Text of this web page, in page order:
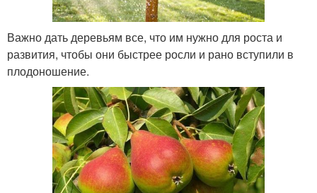
Важно дать деревьям все, что им нужно для роста и
развития, чтобы они быстрее росли и рано вступили в
плодоношение.